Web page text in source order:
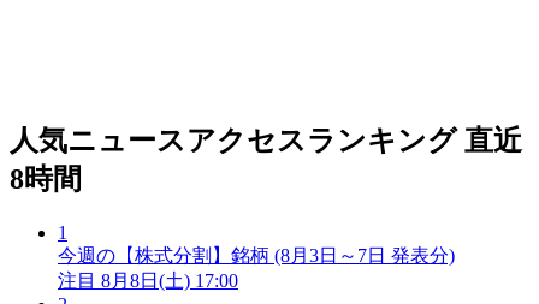
人気ニュースアクセスランキング 直近
8時間
1
今週の【株式分割】銘柄 (8月3日～7日 発表分)
注目 8月8日(土) 17:00